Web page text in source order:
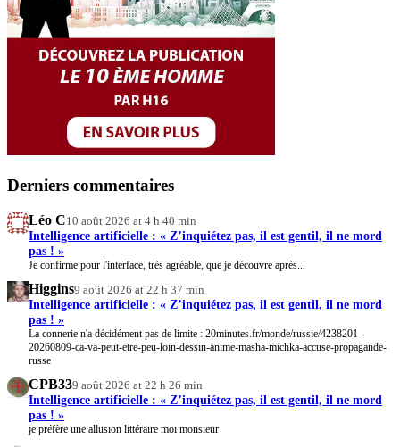
Derniers commentaires
Léo C10 août 2026 at 4 h 40 min
Intelligence artificielle : « Z’inquiétez pas, il est gentil, il ne mord
pas ! »
Je confirme pour l'interface, très agréable, que je découvre après...
Higgins9 août 2026 at 22 h 37 min
Intelligence artificielle : « Z’inquiétez pas, il est gentil, il ne mord
pas ! »
La connerie n'a décidément pas de limite : 20minutes.fr/monde/russie/4238201-
20260809-ca-va-peut-etre-peu-loin-dessin-anime-masha-michka-accuse-propagande-
russe
CPB339 août 2026 at 22 h 26 min
Intelligence artificielle : « Z’inquiétez pas, il est gentil, il ne mord
pas ! »
je préfère une allusion littéraire moi monsieur